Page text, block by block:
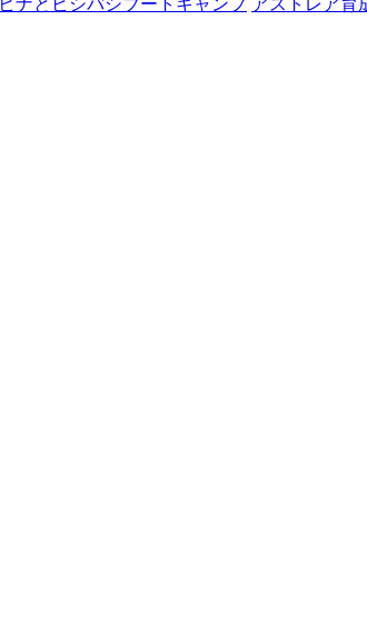
ヒナとビシバシブートキャンプ アストレア育